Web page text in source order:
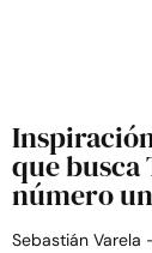
que busca
número
Sebastián Varela